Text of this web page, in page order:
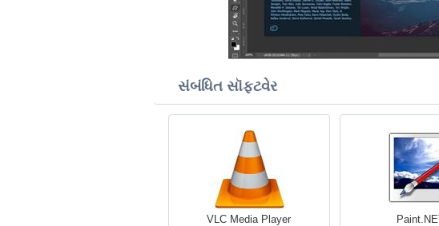
સંબંધિત સૉફ્ટવેર
VLC Media Player